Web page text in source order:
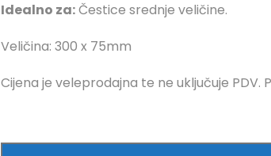
Idealno za:Čestice srednje veličine.
Veličina: 300 x 75mm
Cijena je veleprodajna te ne uključuje PDV.